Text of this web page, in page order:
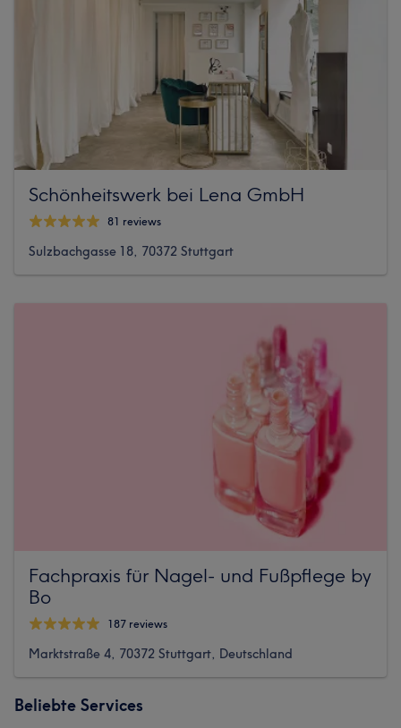
Schönheitswerk bei Lena GmbH
81 reviews
Sulzbachgasse 18, 70372 Stuttgart
Fachpraxis für Nagel- und Fußpflege by
Bo
187 reviews
Marktstraße 4, 70372 Stuttgart, Deutschland
Beliebte Services